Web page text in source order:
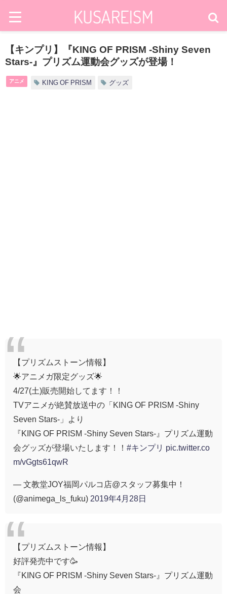
【キンプリ】『KING OF PRISM -Shiny Seven
Stars-』プリズム運動会グッズが登場！
アニメ KING OF PRISM グッズ
【プリズムストーン情報】
🌟アニメガ限定グッズ🌟
4/27(土)販売開始してます！！
TVアニメが絶賛放送中の「KING OF PRISM -Shiny
Seven Stars-」より
『KING OF PRISM -Shiny Seven Stars-』プリズム運動
会グッズが登場いたします！！ #キンプリ pic.twitter.co
m/vGgts61qwR
— 文教堂JOY福岡パルコ店@スタッフ募集中！
(@animega_ls_fuku) 2019年4月28日
【プリズムストーン情報】
好評発売中です🥳
『KING OF PRISM -Shiny Seven Stars-』プリズム運動
会